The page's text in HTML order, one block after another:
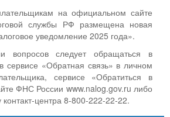
на официальном сайте
службы РФ размещена новая
уведомление 2025 года».
вопросов следует обращаться в
сервисе «Обратная связь» в личном
сервисе «Обратиться в
ФНС России www.nalog.gov.ru либо
центра 8-800-222-22-22.